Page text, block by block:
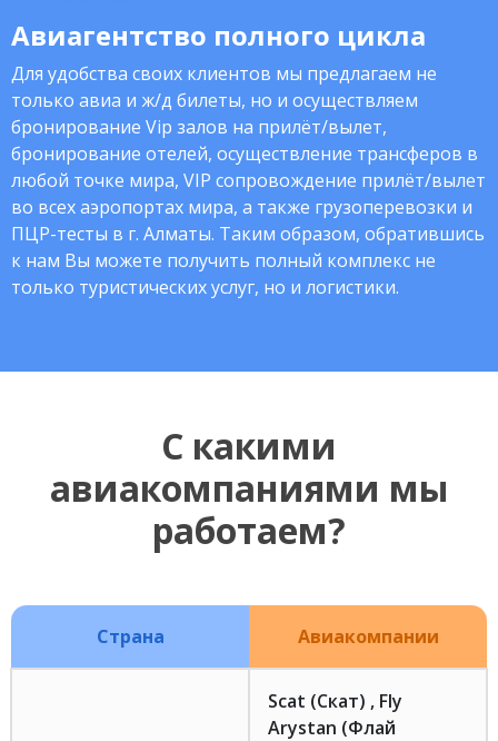
Авиагентство полного цикла
Для удобства своих клиентов мы предлагаем не
только авиа и ж/д билеты, но и осуществляем
бронирование Vip залов на прилёт/вылет,
бронирование отелей, осуществление трансферов в
любой точке мира, VIP сопровождение прилёт/вылет
во всех аэропортах мира, а также грузоперевозки и
ПЦР-тесты в г. Алматы. Таким образом, обратившись
к нам Вы можете получить полный комплекс не
только туристических услуг, но и логистики.
С какими
авиакомпаниями мы
работаем?
Страна Авиакомпании
Scat (Скат) , Fly
Arystan (Флай